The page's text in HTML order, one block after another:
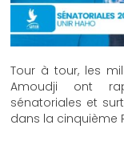
Tour à tour, les
Amoudji ont
sénatoriales et
dans la cinquième